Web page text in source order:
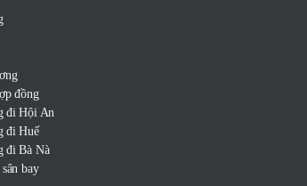
đồng
đi Hội An
đi Huế
đi Bà Nà
bay